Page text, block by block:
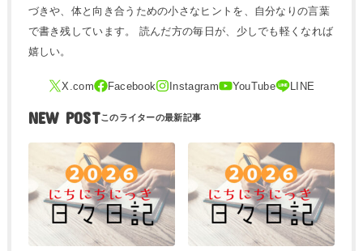
づきや、体と向き合うための小さなヒントを、自分なりの言葉
で書き残しています。 読んだ方の毎日が、少しでも軽くなれば
嬉しい。
NEW POST